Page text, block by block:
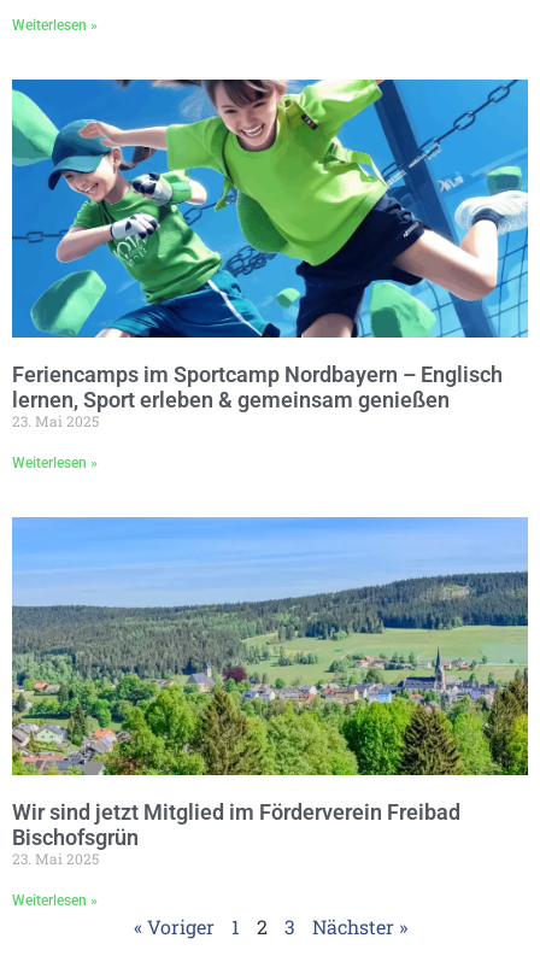
Weiterlesen »
Feriencamps im Sportcamp Nordbayern – Englisch
lernen, Sport erleben & gemeinsam genießen
23. Mai 2025
Weiterlesen »
Wir sind jetzt Mitglied im Förderverein Freibad
Bischofsgrün
23. Mai 2025
Weiterlesen »
« Voriger 1 2 3 Nächster »